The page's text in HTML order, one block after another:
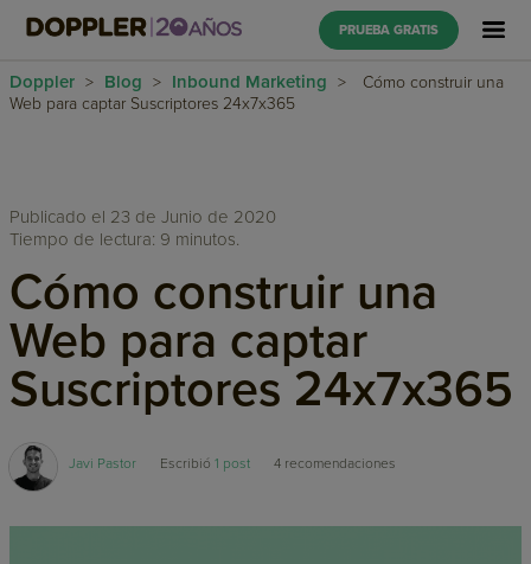
PRUEBA GRATIS
Doppler > Blog > Inbound Marketing >
Cómo construir una
Web para captar Suscriptores 24x7x365
Publicado el 23 de Junio de 2020
Tiempo de lectura: 9 minutos.
Cómo construir una
Web para captar
Suscriptores 24x7x365
Javi Pastor Escribió1 post 4 recomendaciones